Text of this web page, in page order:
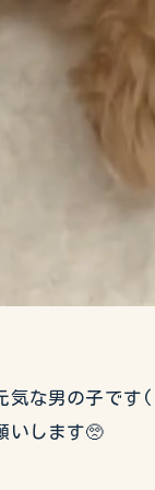
元気な男の子
いします🥺